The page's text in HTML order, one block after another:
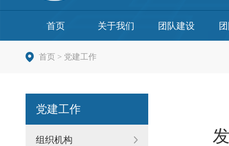
首页 关于我们 团队建设
首页 > 党建工作
党建工作
组织机构